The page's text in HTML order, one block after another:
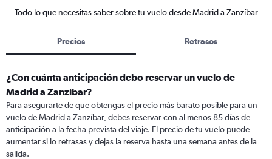
Todo lo que necesitas saber sobre tu vuelo desde Madrid a Zanzíbar
Precios Retrasos
¿Con cuánta anticipación debo reservar un vuelo de
Madrid a Zanzíbar?
Para asegurarte de que obtengas el precio más barato posible para un
vuelo de Madrid a Zanzíbar, debes reservar con al menos 85 días de
anticipación a la fecha prevista del viaje. El precio de tu vuelo puede
aumentar si lo retrasas y dejas la reserva hasta una semana antes de la
salida.